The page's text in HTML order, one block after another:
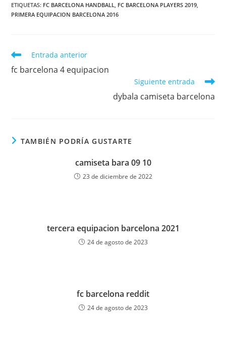
ETIQUETAS: FC BARCELONA HANDBALL FC BARCELONA PLAYERS 2019
PRIMERA EQUIPACION BARCELONA 2016
Leer
artículos
Entrada anterior
fc barcelona 4 equipacion
Siguiente entrada
dybala camiseta barcelona
TAMBIÉN PODRÍA GUSTARTE
camiseta bara 09 10
23 de diciembre de 2022
tercera equipacion barcelona 2021
24 de agosto de 2023
fc barcelona reddit
24 de agosto de 2023